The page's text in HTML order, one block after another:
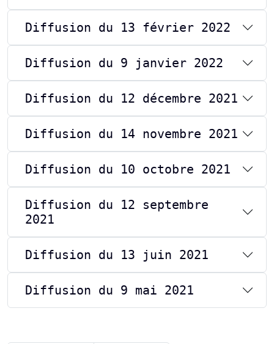
Diffusion du 13 février 2022
Diffusion du 9 janvier 2022
Diffusion du 12 décembre 2021
Diffusion du 14 novembre 2021
Diffusion du 10 octobre 2021
Diffusion du 12 septembre
2021
Diffusion du 13 juin 2021
Diffusion du 9 mai 2021